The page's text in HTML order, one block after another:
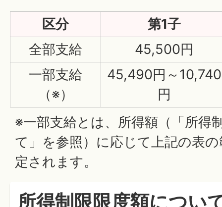
区分
第1子
全部支給
45,500円
一部支給
（※）
45,490円～10,740
円
※一部支給とは、所得額（「所得
て」を参照）に応じて上記の表
定されます。
所得制限限度額につい